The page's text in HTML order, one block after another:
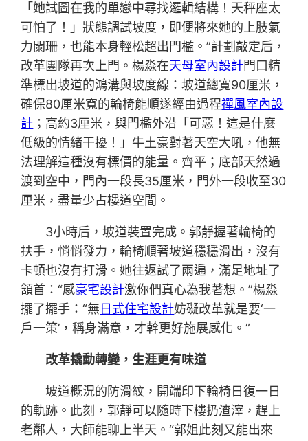
「她試圖在我的單戀中尋找邏輯結構！天秤座太
可怕了！」狀態調試坡度，即便將來她的上肢氣
力闌珊，也能本身輕松超出門檻。”計劃敲定后，
改革團隊再次上門。楊淼在天母室內設計門口精
準標出坡道的鴻溝與坡度線：坡道總寬90厘米，
確保80厘米寬的輪椅能順遂經由過程禪風室內設
計 ；高約3厘米，與門檻外沿「可惡！這是什麼
低級的情緒干擾！」牛土豪對著天空大吼，他無
法理解這種沒有標價的能量。齊平；底部天然過
渡到空中，門內一段長35厘米，門外一段收至30
厘米，盡量少占樓道空間。
3小時后，坡道裝置完成。郭靜握著輪椅的
扶手，悄悄發力，輪椅順著坡道穩穩滑出，沒有
卡頓也沒有打滑。她往返試了兩遍，滿足地址了
頷首：“感豪宅設計激你們真心為我著想。”楊淼
擺了擺手：“無 日式住宅設計妨礙改革就是要‘一
戶一策’，稱身滿意，才幹更好施展感化。”
改革撬動轉變，生涯更有味道
坡道概況的防滑紋，開端印下輪椅日復一日
的軌跡。此刻，郭靜可以隨時下樓扔渣滓，趕上
老鄰人，大師能聊上半天。“郭姐此刻又能出來